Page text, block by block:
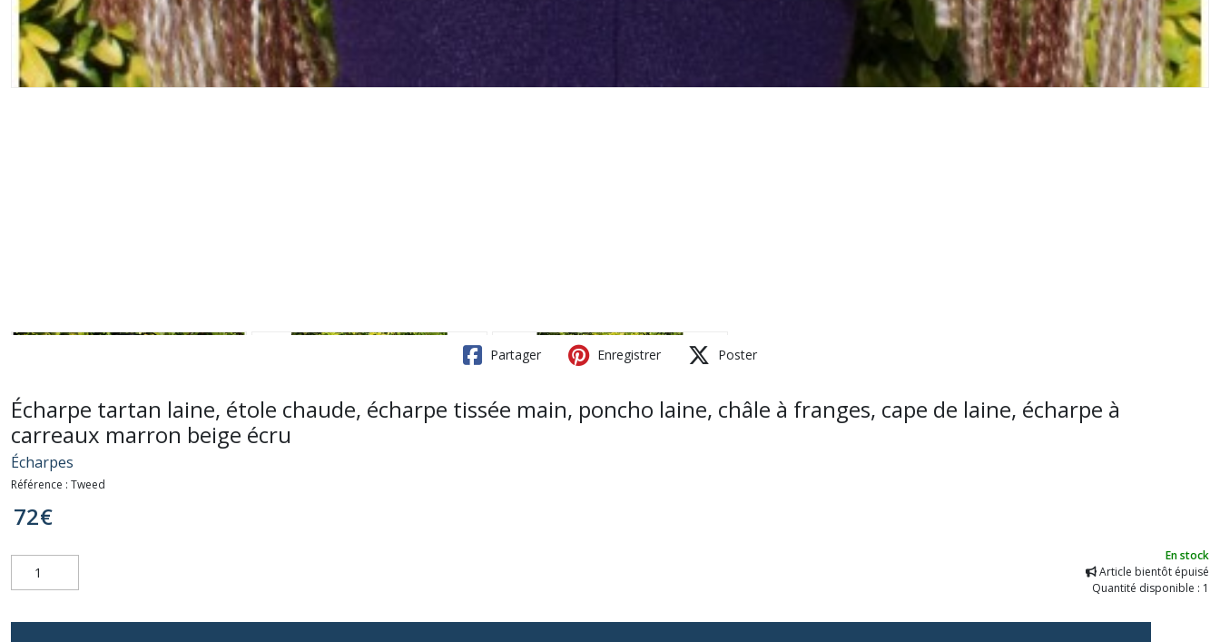
Partager Enregistrer Poster
Écharpe tartan laine, étole chaude, écharpe tissée main, poncho laine, châle à franges, cape de laine, écharpe à
carreaux marron beige écru
Écharpes
Référence : Tweed
72€
En stock
Article bientôt épuisé
Quantité disponible : 1